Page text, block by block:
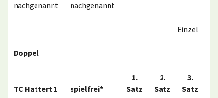
nachgenannt
nachgenannt
Einzel
Doppel
TC Hattert 1 spielfrei*
1.
Satz
2.
Satz
3.
Satz